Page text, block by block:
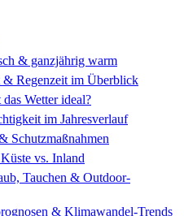
& ganzjährig warm
& Regenzeit im Überblick
Wetter ideal?
im Jahresverlauf
Schutzmaßnahmen
vs. Inland
Tauchen & Outdoor-
& Klimawandel-Trends